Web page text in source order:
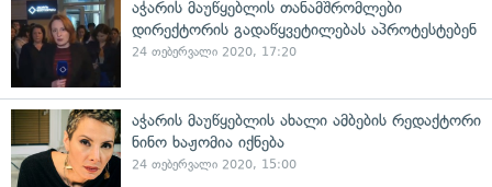
აჭარის მაუწყებლის თანამშრომლები
დირექტორის გადაწყვეტილებას აპროტესტებენ
24 თებერვალი 2020, 17:20
აჭარის მაუწყებლის ახალი ამბების რედაქტორი
ნინო ხაჟომია იქნება
24 თებერვალი 2020, 15:00